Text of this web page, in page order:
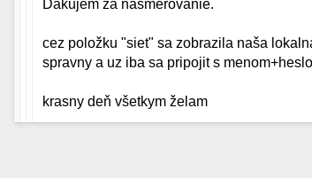
Dakujem za nasmerovanie.
cez položku "siet" sa zobrazila naša
spravny a uz iba sa pripojit s
krasny deň všetkym želam